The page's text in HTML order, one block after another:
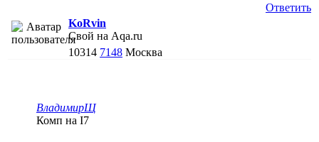
Ответить
KoRvin
Свой на Aqa.ru
10314 7148 Москва
ВладимирЩ
Комп на I7